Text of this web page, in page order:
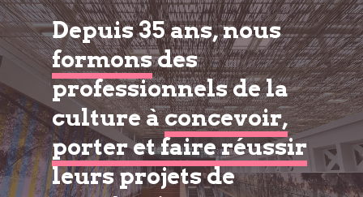
Depuis 35 ans, nous
formonsdes
professionnels de la
culture àconcevoir,
porter et faire réussir
leurs projets de